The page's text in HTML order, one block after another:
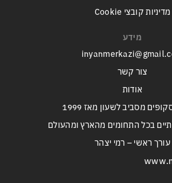
מדיניות קובצי Cookie
מידע
צור קשר
אודות
מסביב לשעון מאז 1999
בכל התחומים מהארץ ומהעולם
עורך ראשי – רמי יצהר